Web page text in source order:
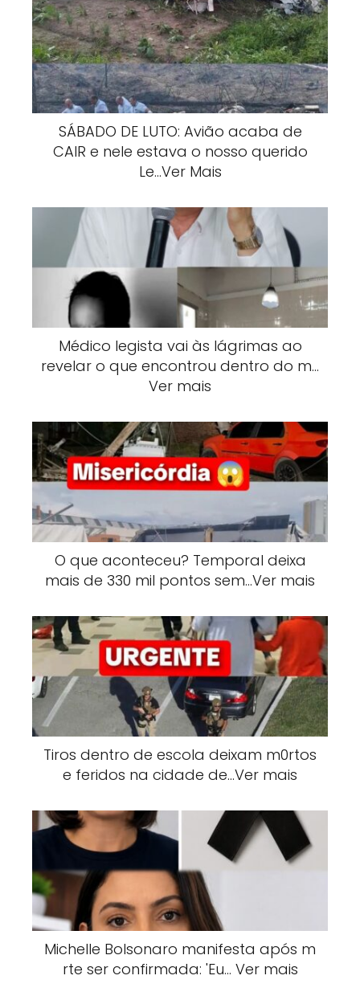
SÁBADO DE LUTO: Avião acaba de
CAIR e nele estava o nosso querido
Le…Ver Mais
Médico legista vai às lágrimas ao
revelar o que encontrou dentro do m…
Ver mais
O que aconteceu? Temporal deixa
mais de 330 mil pontos sem…Ver mais
Tiros dentro de escola deixam m0rtos
e feridos na cidade de…Ver mais
Michelle Bolsonaro manifesta após m
rte ser confirmada: 'Eu… Ver mais